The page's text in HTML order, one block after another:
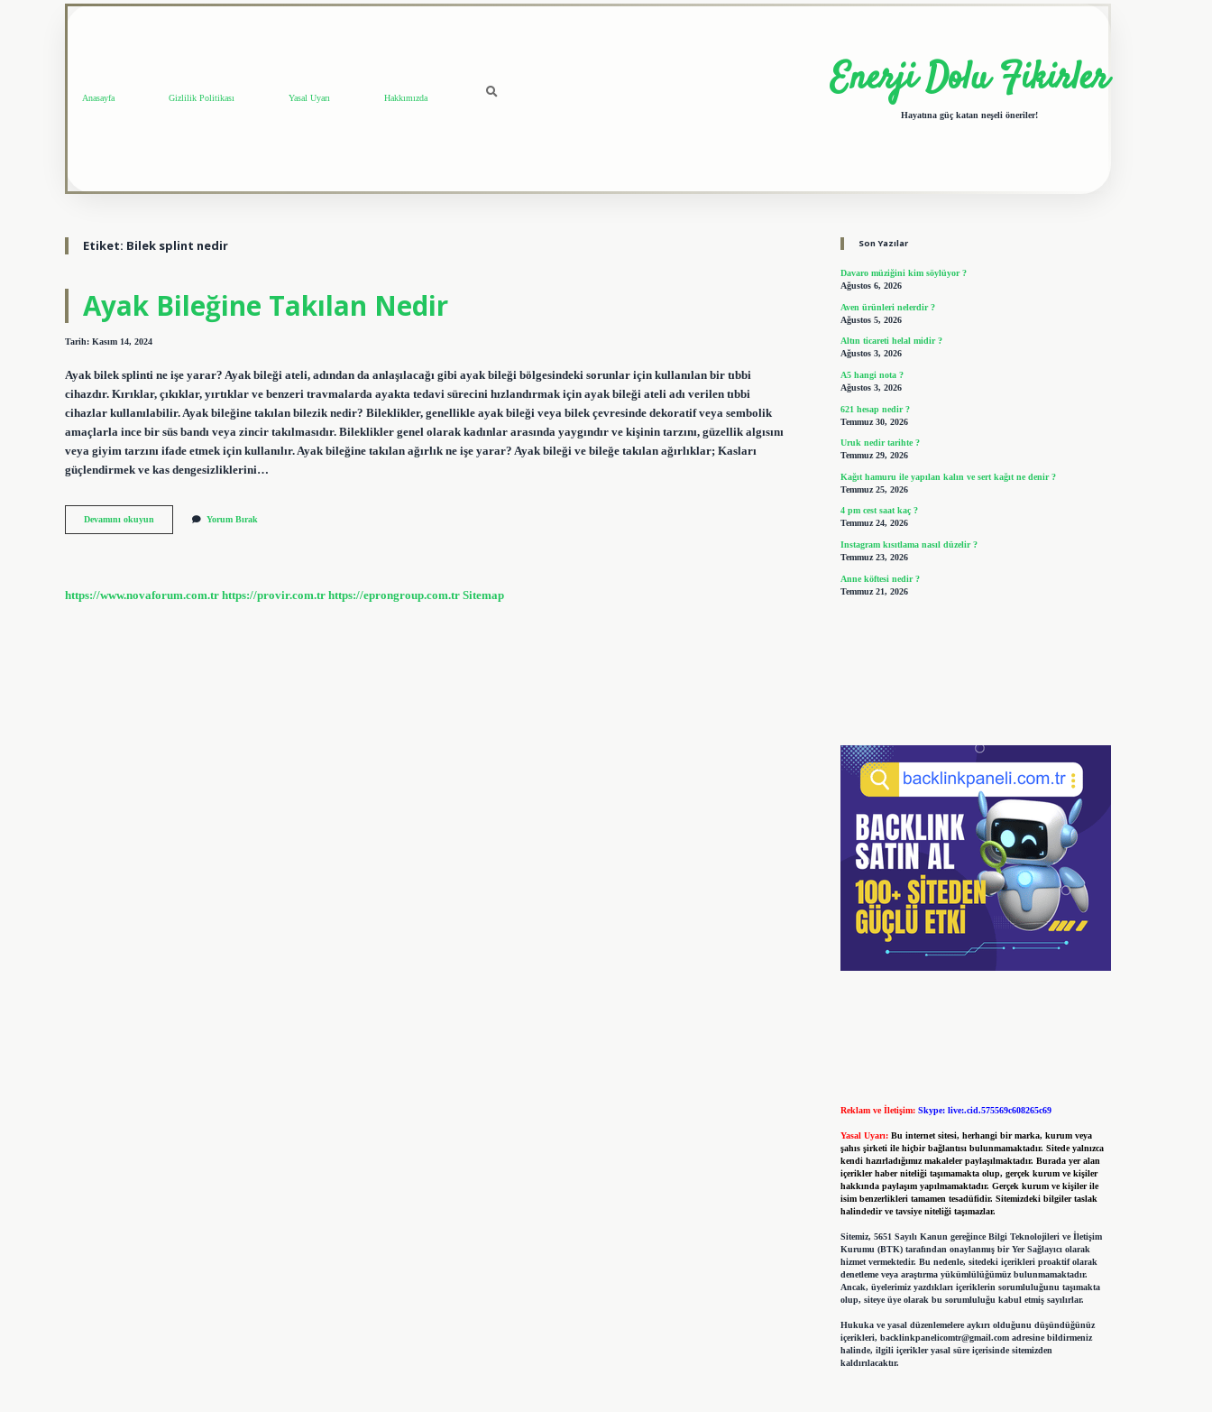
Anasayfa Gizlilik Politikası Yasal Uyarı Hakkımızda Enerji Dolu Fikirler
Hayatına güç katan neşeli öneriler!
Etiket: Bilek splint nedir
Ayak Bileğine Takılan Nedir
Tarih: Kasım 14, 2024
Ayak bilek splinti ne işe yarar? Ayak bileği ateli, adından da anlaşılacağı gibi ayak bileği bölgesindeki sorunlar için kullanılan bir tıbbi
cihazdır. Kırıklar, çıkıklar, yırtıklar ve benzeri travmalarda ayakta tedavi sürecini hızlandırmak için ayak bileği ateli adı verilen tıbbi
cihazlar kullanılabilir. Ayak bileğine takılan bilezik nedir? Bileklikler, genellikle ayak bileği veya bilek çevresinde dekoratif veya sembolik
amaçlarla ince bir süs bandı veya zincir takılmasıdır. Bileklikler genel olarak kadınlar arasında yaygındır ve kişinin tarzını, güzellik algısını
veya giyim tarzını ifade etmek için kullanılır. Ayak bileğine takılan ağırlık ne işe yarar? Ayak bileği ve bileğe takılan ağırlıklar; Kasları
güçlendirmek ve kas dengesizliklerini…
Devamını okuyun
Bileğine
Yorum Bırak
https://www.novaforum.com.tr https://provir.com.tr https://eprongroup.com.tr Sitemap
Son Yazılar
Davaro müziğini kim söylüyor ?
Ağustos 6, 2026
Aven ürünleri nelerdir ?
Ağustos 5, 2026
Altın ticareti helal midir ?
Ağustos 3, 2026
A5 hangi nota ?
Ağustos 3, 2026
621 hesap nedir ?
Temmuz 30, 2026
Uruk nedir tarihte ?
Temmuz 29, 2026
Kağıt hamuru ile yapılan kalın ve sert kağıt ne denir ?
Temmuz 25, 2026
4 pm cest saat kaç ?
Temmuz 24, 2026
Instagram kısıtlama nasıl düzelir ?
Temmuz 23, 2026
Anne köftesi nedir ?
Temmuz 21, 2026
Reklam ve İletişim: Skype: live:.cid.575569c608265c69
Yasal Uyarı: Bu internet sitesi, herhangi bir marka, kurum veya
şahıs şirketi ile hiçbir bağlantısı bulunmamaktadır. Sitede yalnızca
kendi hazırladığımız makaleler paylaşılmaktadır. Burada yer alan
içerikler haber niteliği taşımamakta olup, gerçek kurum ve kişiler
hakkında paylaşım yapılmamaktadır. Gerçek kurum ve kişiler ile
isim benzerlikleri tamamen tesadüfidir. Sitemizdeki bilgiler taslak
halindedir ve tavsiye niteliği taşımazlar.
Sitemiz, 5651 Sayılı Kanun gereğince Bilgi Teknolojileri ve İletişim
Kurumu (BTK) tarafından onaylanmış bir Yer Sağlayıcı olarak
hizmet vermektedir. Bu nedenle, sitedeki içerikleri proaktif olarak
denetleme veya araştırma yükümlülüğümüz bulunmamaktadır.
Ancak, üyelerimiz yazdıkları içeriklerin sorumluluğunu taşımakta
olup, siteye üye olarak bu sorumluluğu kabul etmiş sayılırlar.
Hukuka ve yasal düzenlemelere aykırı olduğunu düşündüğünüz
içerikleri, backlinkpanelicomtr@gmail.comadresine bildirmeniz
halinde, ilgili içerikler yasal süre içerisinde sitemizden
kaldırılacaktır.